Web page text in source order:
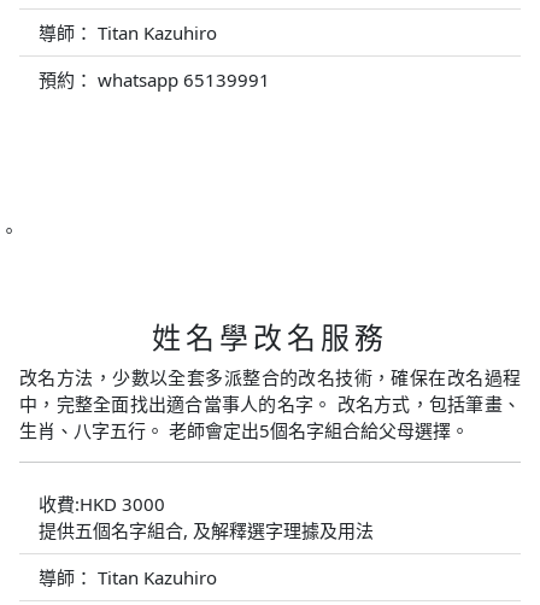
導師： Titan Kazuhiro
預約： whatsapp 65139991
。
姓名學改名服務
改名方法，少數以全套多派整合的改名技術，確保在改名過程
中，完整全面找出適合當事人的名字。 改名方式，包括筆畫、
生肖、八字五行。 老師會定出5個名字組合給父母選擇。
收費:HKD 3000
提供五個名字組合, 及解釋選字理據及用法
導師： Titan Kazuhiro